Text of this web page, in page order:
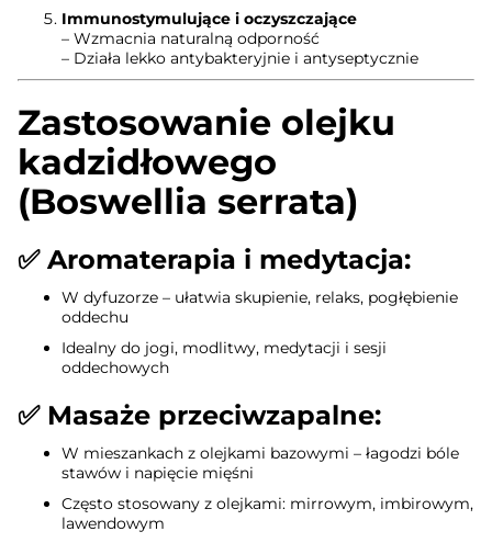
Immunostymulujące i oczyszczające
– Wzmacnia naturalną odporność
– Działa lekko antybakteryjnie i antyseptycznie
Zastosowanie olejku
kadzidłowego
(Boswellia serrata)
✅Aromaterapia i medytacja:
W dyfuzorze – ułatwia skupienie, relaks, pogłębienie
oddechu
Idealny do jogi, modlitwy, medytacji i sesji
oddechowych
✅ Masaże przeciwzapalne:
W mieszankach z olejkami bazowymi – łagodzi bóle
stawów i napięcie mięśni
Często stosowany z olejkami: mirrowym, imbirowym,
lawendowym